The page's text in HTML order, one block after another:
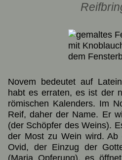
Novem bedeutet auf
habt es erraten, es ist der
römischen Kalenders. Im
Reif, daher der Name. Er
(der Schöpfer des Weins).
der Most zu Wein wird.
Ovid, der Einzug der
(Maria Opferung), es